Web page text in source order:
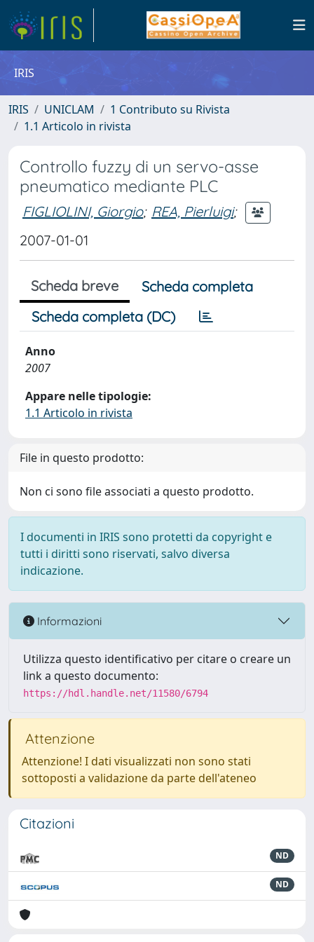
IRIS
IRIS UNICLAM
1 Contributo su Rivista
1.1 Articolo in rivista
Controllo fuzzy di un servo-asse
pneumatico mediante PLC
FIGLIOLINI, Giorgio; REA, Pierluigi;
2007-01-01
Scheda breve
Scheda completa
Scheda completa (DC)
Anno
2007
Appare nelle tipologie:
1.1 Articolo in rivista
File in questo prodotto:
Non ci sono file associati a questo prodotto.
I documenti in IRIS sono protetti da copyright e
tutti i diritti sono riservati, salvo diversa
indicazione.
Informazioni
Utilizza questo identificativo per citare o creare un
link a questo documento:
https://hdl.handle.net/11580/6794
Attenzione
Attenzione! I dati visualizzati non sono stati
sottoposti a validazione da parte dell'ateneo
Citazioni
ND
ND